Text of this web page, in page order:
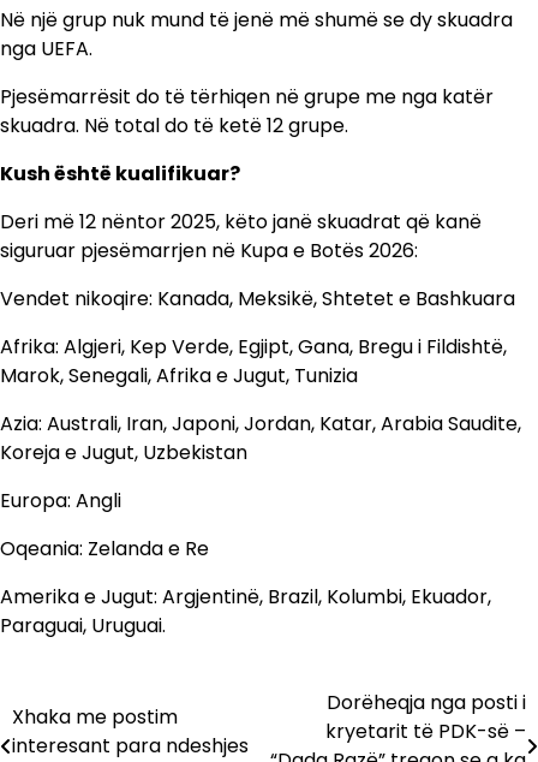
Në një grup nuk mund të jenë më shumë se dy skuadra
nga UEFA.
Pjesëmarrësit do të tërhiqen në grupe me nga katër
skuadra. Në total do të ketë 12 grupe.
Kush është kualifikuar?
Deri më 12 nëntor 2025, këto janë skuadrat që kanë
siguruar pjesëmarrjen në Kupa e Botës 2026:
Vendet nikoqire: Kanada, Meksikë, Shtetet e Bashkuara
Afrika: Algjeri, Kep Verde, Egjipt, Gana, Bregu i Fildishtë,
Marok, Senegali, Afrika e Jugut, Tunizia
Azia: Australi, Iran, Japoni, Jordan, Katar, Arabia Saudite,
Koreja e Jugut, Uzbekistan
Europa: Angli
Oqeania: Zelanda e Re
Amerika e Jugut: Argjentinë, Brazil, Kolumbi, Ekuador,
Paraguai, Uruguai.
Lëvizje
te
Xhaka me postim
interesant para ndeshjes
Dorëheqja nga posti i
kryetarit të PDK-së –